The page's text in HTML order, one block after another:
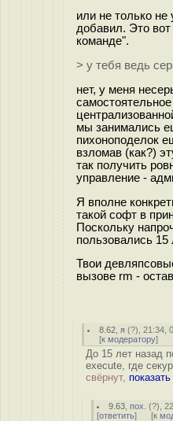
или не только не
добавил. Это вот
команде".
> у тебя ведь
нет, у меня
мы занимались
пихоноподелок
взломав (как?)
так получить
управление -
Я вполне
такой софт в
Поскольку
пользовались 15
Твои
вызове rm -
8.62 ,я (?), 21:34,
[к модератору]
До 15 лет назад
execute, где
свёрнут, показать
9.63 ,пох. (?),
[ответить] [к